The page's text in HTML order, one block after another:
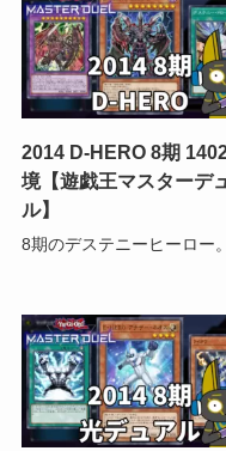
2014 D-HERO 8期
境【遊戯王マスターデ
ル】
8期のデステニーヒーロー。